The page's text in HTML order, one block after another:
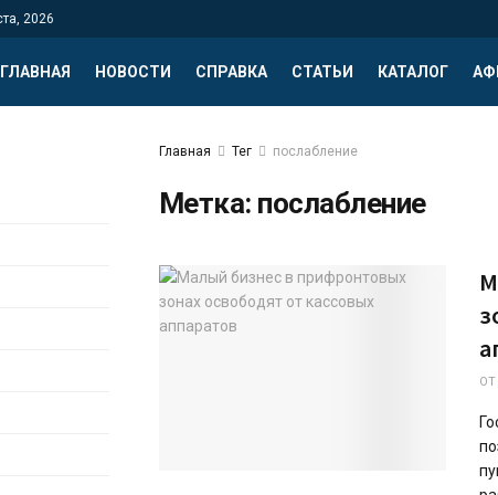
2026
ГЛАВНАЯ НОВОСТИ СПРАВКА СТАТЬИ КАТАЛОГ
Главная Тег послабление
Метка: послабление
ОТ